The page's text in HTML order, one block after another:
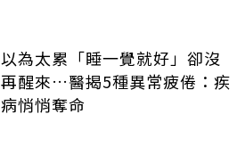
以為太累「睡一覺就好」卻沒
再醒來…醫揭5種異常疲倦：疾
病悄悄奪命